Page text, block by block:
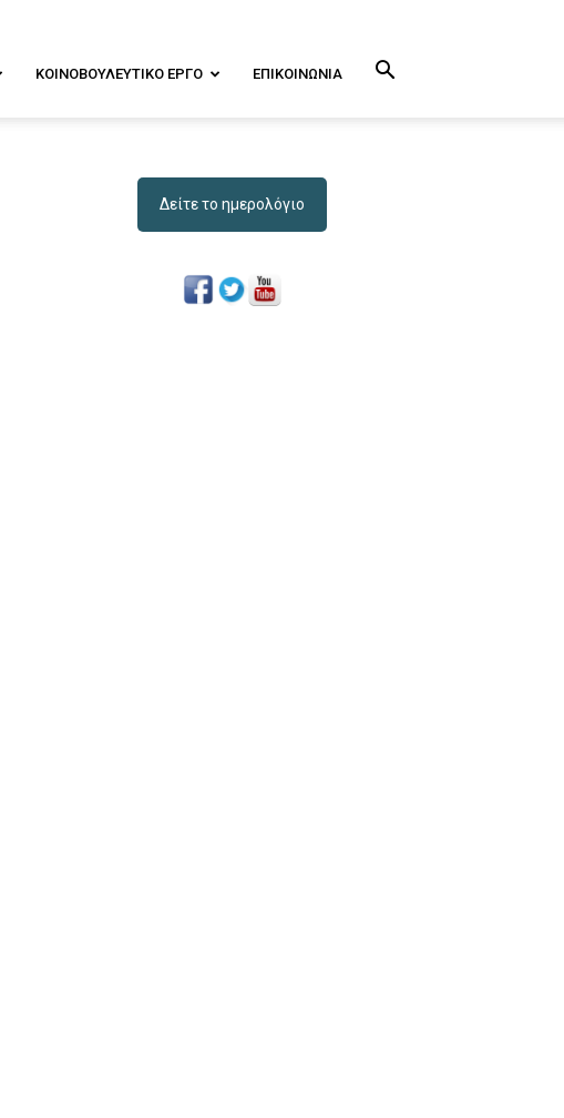
ΚΟΙΝΟΒΟΥΛΕΥΤΙΚΌ ΕΡΓΟ ΕΠΙΚΟΙΝΩΝΊΑ
Δείτε το ημερολόγιο